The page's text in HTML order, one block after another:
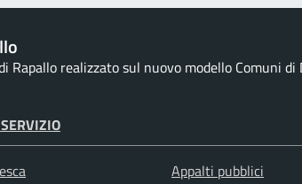
Rapallo realizzato sul nuovo modello Comuni
Appalti pubblici